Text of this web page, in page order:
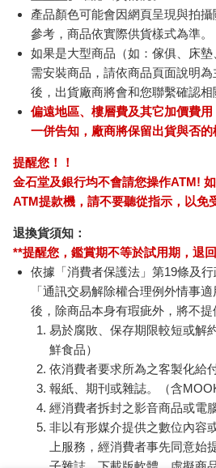
產品顏色可能會因網頁呈現與拍
參考，商品依實際供貨樣式為準。
如果是大型商品（如：傢俱、床
需安裝商品，請依商品頁面說明
後，出貨廠商將會和您聯繫確認相
偏遠地區、樓層費及其它加價費
一併告知，廠商將保留出貨與否的
提醒您！！
金石堂及銀行均不會請您操作ATM!
ATM提款機，請不要聽從指示，以免
退換貨須知：
**提醒您，鑑賞期不等於試用期，退
依據「消費者保護法」第19條及
「通訊交易解除權合理例外情事
後，除商品本身有瑕疵外，將不提
易於腐敗、保存期限較短或解
鮮食品）
依消費者要求所為之客製化給
報紙、期刊或雜誌。（含
經消費者拆封之影音商品或電
非以有形媒介提供之數位內容
上服務，經消費者事先同意始